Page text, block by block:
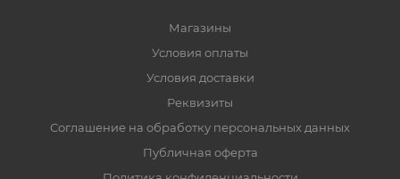
Магазины
Условия оплаты
Условия доставки
Реквизиты
Соглашение на обработку персональных данных
Публичная оферта